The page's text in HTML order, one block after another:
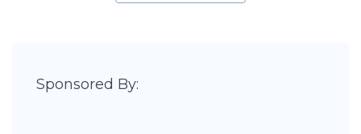
Sponsored By: